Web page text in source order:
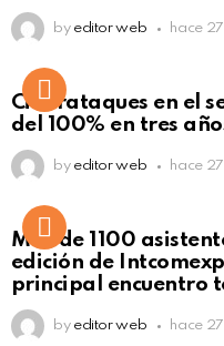
by editor web hace
Ciberataques en el
del 100% en tres
by editor web hace
Más de 1100
edición de
principal encuentro
by editor web hace